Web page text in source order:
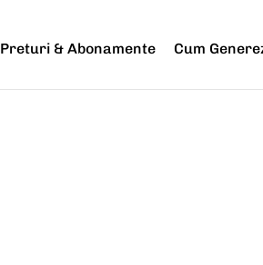
Preturi & Abonamente Cum